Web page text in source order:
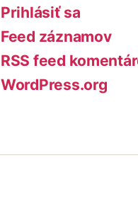
Prihlásiť sa
Feed záznamov
RSS feed
WordPress.org